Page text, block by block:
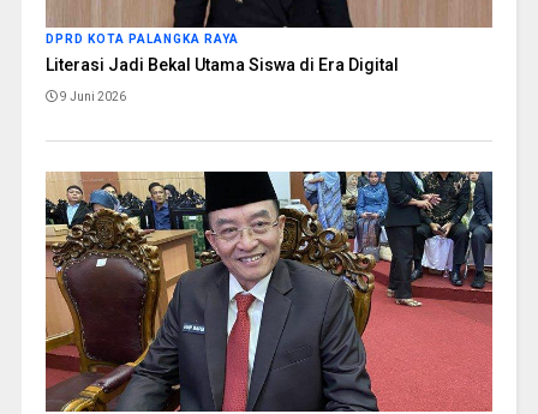
DPRD KOTA PALANGKA RAYA
Literasi Jadi Bekal Utama Siswa di Era Digital
9 Juni 2026